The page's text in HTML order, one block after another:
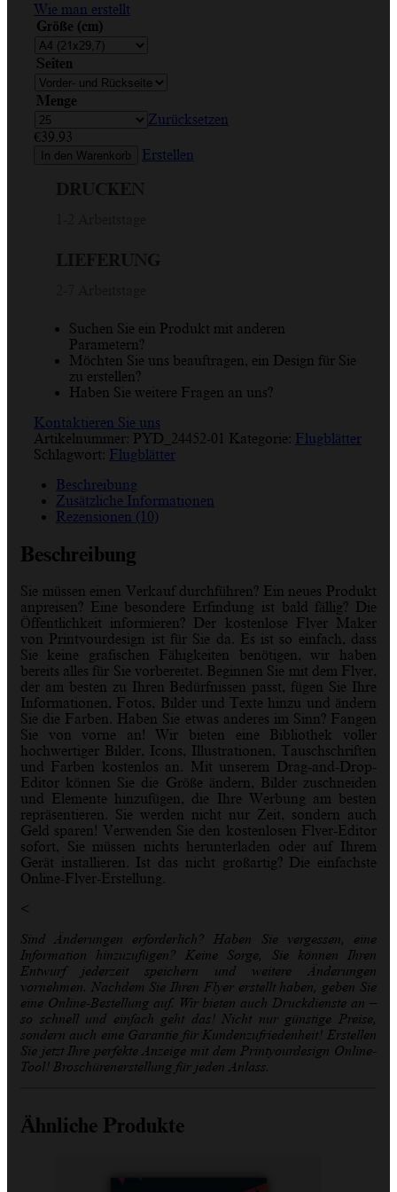
Wie man erstellt
Größe (cm)
Seiten
Menge
Zurücksetzen
€39.93
In den Warenkorb Erstellen
Suchen Sie ein Produkt mit anderen
Parametern?
Möchten Sie uns beauftragen, ein Design für Sie
zu erstellen?
Haben Sie weitere Fragen an uns?
Kontaktieren Sie uns
Artikelnummer: PYD_24452-01 Kategorie: Flugblätter
Schlagwort: Flugblätter
Beschreibung
Zusätzliche Informationen
Rezensionen (10)
Beschreibung
Sie müssen einen Verkauf durchführen? Ein neues Produkt
anpreisen? Eine besondere Erfindung ist bald fällig? Die
Öffentlichkeit informieren? Der kostenlose Flyer Maker
von Printyourdesign ist für Sie da. Es ist so einfach, dass
Sie keine grafischen Fähigkeiten benötigen, wir haben
bereits alles für Sie vorbereitet. Beginnen Sie mit dem Flyer,
der am besten zu Ihren Bedürfnissen passt, fügen Sie Ihre
Informationen, Fotos, Bilder und Texte hinzu und ändern
Sie die Farben. Haben Sie etwas anderes im Sinn? Fangen
Sie von vorne an! Wir bieten eine Bibliothek voller
hochwertiger Bilder, Icons, Illustrationen, Tauschschriften
und Farben kostenlos an. Mit unserem Drag-and-Drop-
Editor können Sie die Größe ändern, Bilder zuschneiden
und Elemente hinzufügen, die Ihre Werbung am besten
repräsentieren. Sie werden nicht nur Zeit, sondern auch
Geld sparen! Verwenden Sie den kostenlosen Flyer-Editor
sofort, Sie müssen nichts herunterladen oder auf Ihrem
Gerät installieren. Ist das nicht großartig? Die einfachste
Online-Flyer-Erstellung.
<
Sind Änderungen erforderlich? Haben Sie vergessen, eine
Information hinzuzufügen? Keine Sorge, Sie können Ihren
Entwurf jederzeit speichern und weitere Änderungen
vornehmen. Nachdem Sie Ihren Flyer erstellt haben, geben Sie
eine Online-Bestellung auf. Wir bieten auch Druckdienste an –
so schnell und einfach geht das! Nicht nur günstige Preise,
sondern auch eine Garantie für Kundenzufriedenheit! Erstellen
Sie jetzt Ihre perfekte Anzeige mit dem Printyourdesign Online-
Tool! Broschürenerstellung für jeden Anlass.
Ähnliche Produkte